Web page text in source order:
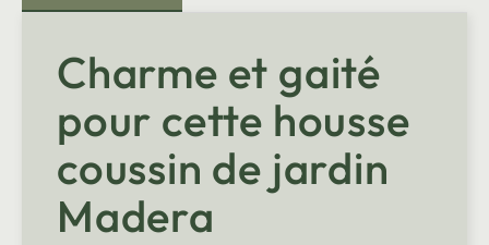
Charme et gaité
pour cette housse
coussin de jardin
Madera